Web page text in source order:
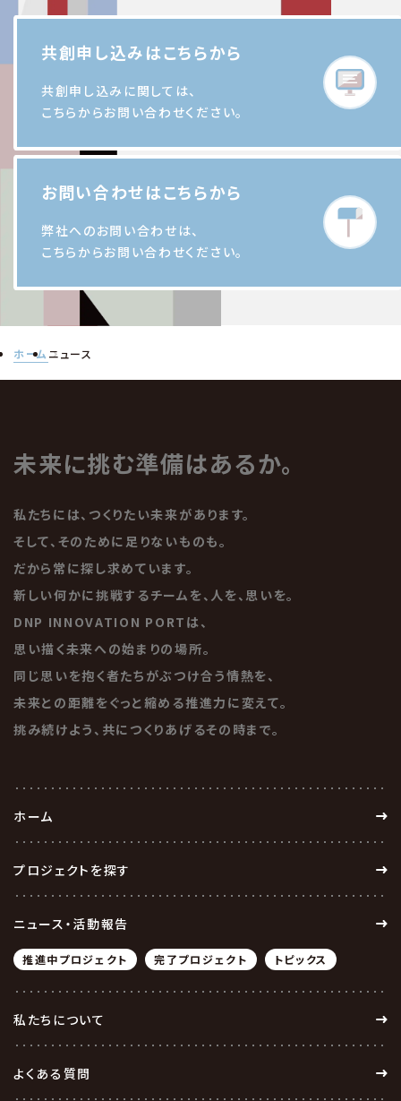
共創申し込みはこちらから
共創申し込みに関しては、
こちらからお問い合わせください。
お問い合わせはこちらから
弊社へのお問い合わせは、
こちらからお問い合わせください。
ホーム ニュース
未来に挑む準備はあるか。
私たちには、つくりたい未来があります。
そして、そのために足りないものも。
だから常に探し求めています。
新しい何かに挑戦するチームを、人を、思いを。
DNP INNOVATION PORTは、
思い描く未来への始まりの場所。
同じ思いを抱く者たちがぶつけ合う情熱を、
未来との距離をぐっと縮める推進力に変えて。
挑み続けよう、共につくりあげるその時まで。
ホーム
プロジェクトを探す
ニュース・活動報告
推進中プロジェクト 完了プロジェクト トピックス
私たちについて
よくある質問